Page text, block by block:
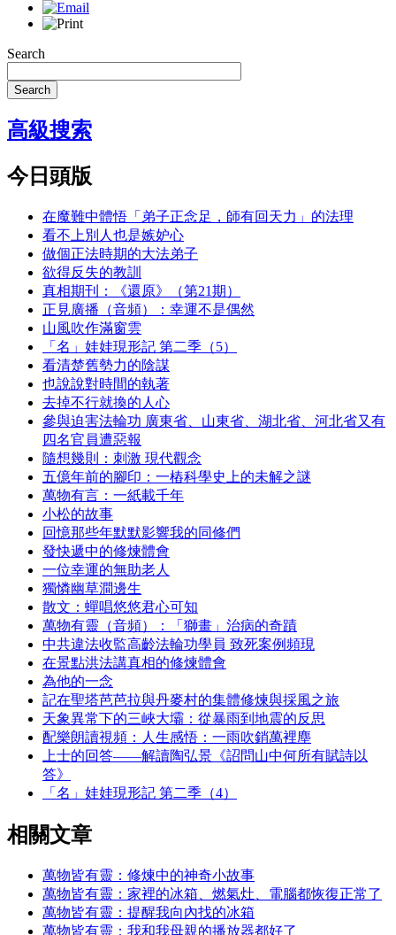
Search
Search
高級搜索
今日頭版
在魔難中體悟「弟子正念足，師有回天力」的法理
看不上別人也是嫉妒心
做個正法時期的大法弟子
欲得反失的教訓
真相期刊：《還原》（第21期）
正見廣播（音頻）：幸運不是偶然
山風吹作滿窗雲
「名」娃娃現形記 第二季（5）
看清楚舊勢力的陰謀
也說說對時間的執著
去掉不行就換的人心
參與迫害法輪功 廣東省、山東省、湖北省、河北省又有
四名官員遭惡報
隨想幾則：刺激 現代觀念
五億年前的腳印：一樁科學史上的未解之謎
萬物有言：一紙載千年
小松的故事
回憶那些年默默影響我的同修們
發快遞中的修煉體會
一位幸運的無助老人
獨憐幽草澗邊生
散文：蟬唱悠悠君心可知
萬物有靈（音頻）：「獅畫」治病的奇蹟
中共違法收監高齡法輪功學員 致死案例頻現
在景點洪法講真相的修煉體會
為他的一念
記在聖塔芭芭拉與丹麥村的集體修煉與採風之旅
天象異常下的三峽大壩：從暴雨到地震的反思
配樂朗讀視頻：人生感悟：一雨吹銷萬裡塵
上士的回答——解讀陶弘景《詔問山中何所有賦詩以
答》
「名」娃娃現形記 第二季（4）
相關文章
萬物皆有靈：修煉中的神奇小故事
萬物皆有靈：家裡的冰箱、燃氣灶、電腦都恢復正常了
萬物皆有靈：提醒我向內找的冰箱
萬物皆有靈：我和我母親的播放器都好了